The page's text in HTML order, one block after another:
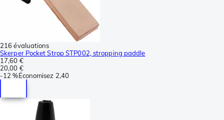
216 évaluations
Skerper Pocket Strop STP002, stropping paddle
17,60 €
20,00 €
-12 %Économisez 2,40